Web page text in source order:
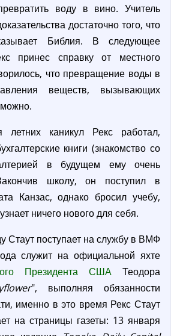
воду в вино. Учитель
достаточно того, что
Библия. В следующее
принес справку от местного
что превращение воды в
веществ, вызывающих
каникул Рекс работал,
книги (знакомство со
в будущем ему очень
школу, он поступил в
Канзас, однако бросил учебу,
ничего нового для себя.
Стаут поступает на службу в ВМФ
служит на официальной яхте
Президента США Теодора
", выполняя обязанности
именно в это время Рекс Стаут
на страницы газеты: 13 января